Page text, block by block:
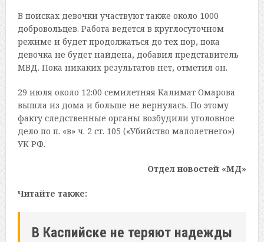
В поисках девочки участвуют также около 1000
добровольцев. Работа ведется в круглосуточном
режиме и будет продолжаться до тех пор, пока
девочка не будет найдена, добавил представитель
МВД. Пока никаких результатов нет, отметил он.
29 июля около 12:00 семилетняя Калимат Омарова
вышла из дома и больше не вернулась. По этому
факту следственные органы возбудили уголовное
дело по п. «в» ч. 2 ст. 105 («Убийство малолетнего»)
УК РФ.
Отдел новостей «МД»
Читайте также:
В Каспийске не теряют надежды